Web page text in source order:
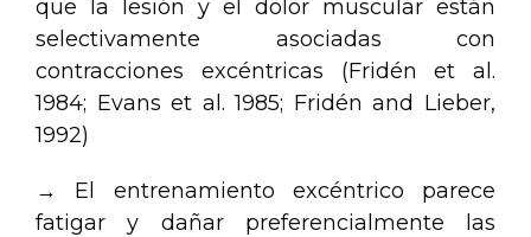
que la lesión y el dolor muscular están
selectivamente asociadas con
contracciones excéntricas (Fridén et al.
1984; Evans et al. 1985; Fridén and Lieber,
1992)
→ El entrenamiento excéntrico parece
fatigar y dañar preferencialmente las